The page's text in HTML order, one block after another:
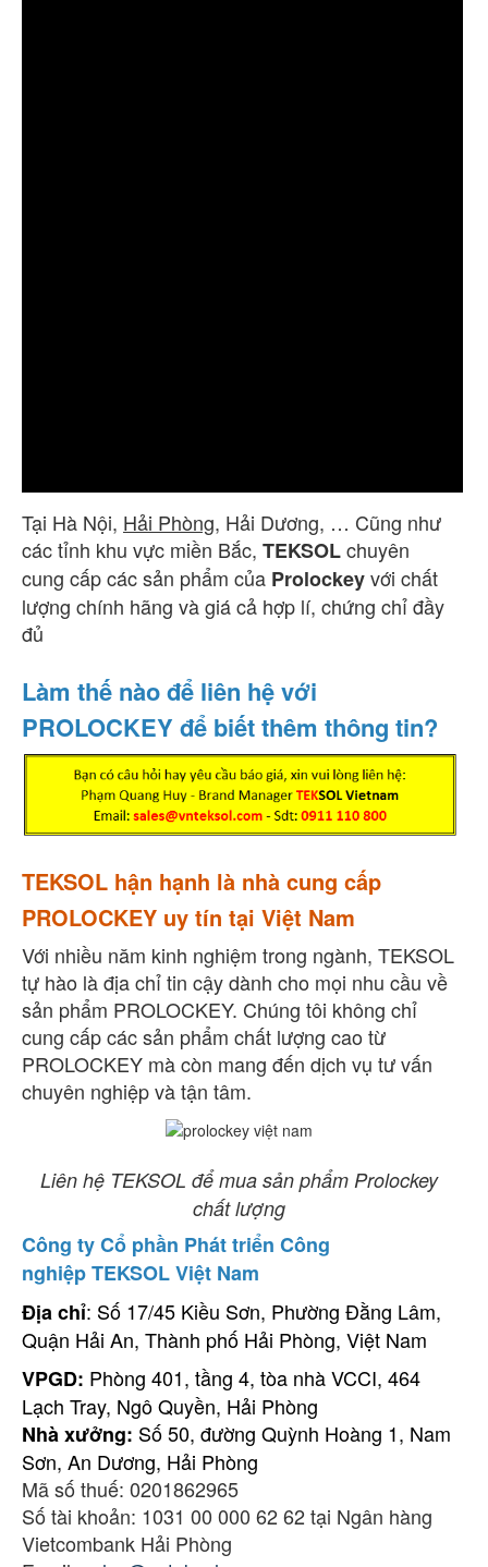
Tại Hà Nội, Hải Phòng, Hải Dương, … Cũng như
các tỉnh khu vực miền Bắc, TEKSOLchuyên
cung cấp các sản phẩm của Prolockeyvới chất
lượng chính hãng và giá cả hợp lí, chứng chỉ đầy
đủ
Làm thế nào để liên hệ với
PROLOCKEY để biết thêm thông tin?
TEKSOL hận hạnh là nhà cung cấp
PROLOCKEY uy tín tại Việt Nam
Với nhiều năm kinh nghiệm trong ngành, TEKSOL
tự hào là địa chỉ tin cậy dành cho mọi nhu cầu về
sản phẩm PROLOCKEY. Chúng tôi không chỉ
cung cấp các sản phẩm chất lượng cao từ
PROLOCKEY mà còn mang đến dịch vụ tư vấn
chuyên nghiệp và tận tâm.
Liên hệ TEKSOL để mua sản phẩm Prolockey
chất lượng
Công ty Cổ phần Phát triển Công
nghiệp TEKSOL Việt Nam
Địa chỉ: Số 17/45 Kiều Sơn, Phường Đằng Lâm,
Quận Hải An, Thành phố Hải Phòng, Việt Nam
VPGD: Phòng 401, tầng 4, tòa nhà VCCI, 464
Lạch Tray, Ngô Quyền, Hải Phòng
Nhà xưởng: Số 50, đường Quỳnh Hoàng 1, Nam
Sơn, An Dương, Hải Phòng
Mã số thuế: 0201862965
Số tài khoản: 1031 00 000 62 62 tại Ngân hàng
Vietcombank Hải Phòng